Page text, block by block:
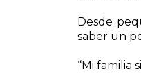
Desde
saber un
“Mi familia